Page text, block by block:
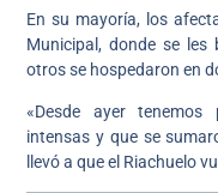
En su mayoría, los
Municipal, donde se
otros se hospedaron en
«Desde ayer tenemos
intensas y que se
llevó a que el Riachuelo